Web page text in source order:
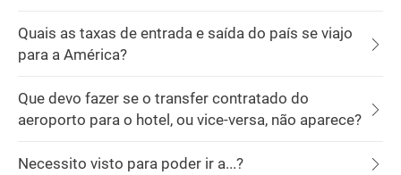
Quais as taxas de entrada e saída do país se viajo
para a América?
Que devo fazer se o transfer contratado do
aeroporto para o hotel, ou vice-versa, não aparece?
Necessito visto para poder ir a...?